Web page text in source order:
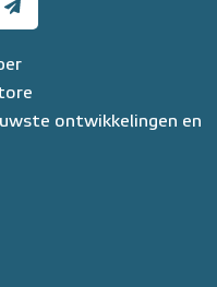
ontwikkelingen en